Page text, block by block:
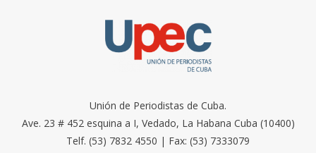
Unión de Periodistas de Cuba.
Ave. 23 # 452 esquina a I, Vedado, La Habana Cuba (10400)
Telf. (53) 7832 4550 | Fax: (53) 7333079